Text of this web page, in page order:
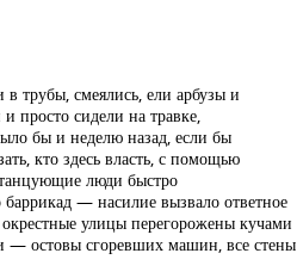
трубы, смеялись, ели арбузы и
просто сидели на травке,
бы и неделю назад, если бы
кто здесь власть, с помощью
люди быстро
баррикад — насилие вызвало ответное
улицы перегорожены кучами
— остовы сгоревших машин, все стены